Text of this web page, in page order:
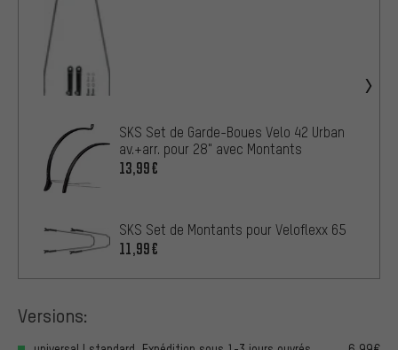
SKS Set de Garde-Boues Velo 42 Urban
av.+arr. pour 28" avec Montants
13,99€
SKS Set de Montants pour Veloflexx 65
11,99€
Versions: